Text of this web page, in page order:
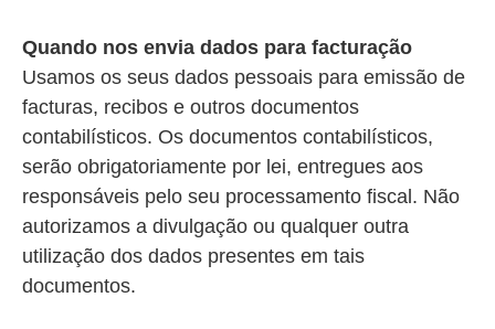
Quando nos envia dados para facturação
Usamos os seus dados pessoais para emissão de
facturas, recibos e outros documentos
contabilísticos. Os documentos contabilísticos,
serão obrigatoriamente por lei, entregues aos
responsáveis pelo seu processamento fiscal. Não
autorizamos a divulgação ou qualquer outra
utilização dos dados presentes em tais
documentos.